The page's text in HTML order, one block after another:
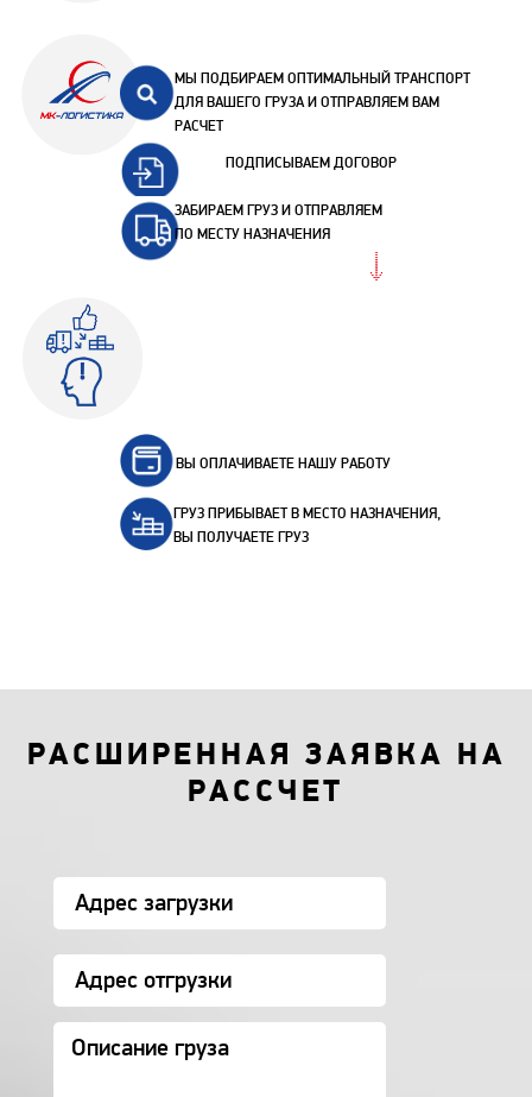
МЫ ПОДБИРАЕМ ОПТИМАЛЬНЫЙ ТРАНСПОРТ
ДЛЯ ВАШЕГО ГРУЗА И ОТПРАВЛЯЕМ ВАМ
РАСЧЕТ
ПОДПИСЫВАЕМ ДОГОВОР
ЗАБИРАЕМ ГРУЗ И ОТПРАВЛЯЕМ
ПО МЕСТУ НАЗНАЧЕНИЯ
ВЫ ОПЛАЧИВАЕТЕ НАШУ РАБОТУ
ГРУЗ ПРИБЫВАЕТ В МЕСТО НАЗНАЧЕНИЯ,
ВЫ ПОЛУЧАЕТЕ ГРУЗ
РАСШИРЕННАЯ ЗАЯВКА НА
РАССЧЕТ